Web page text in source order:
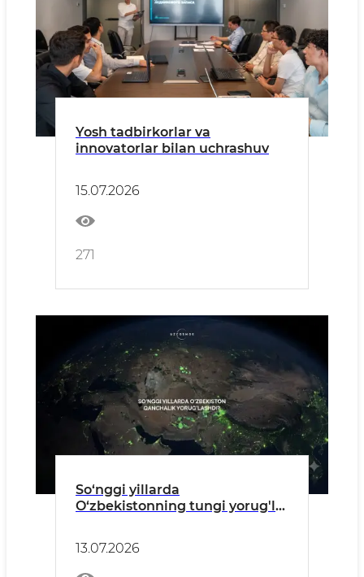
Yosh tadbirkorlar va
innovatorlar bilan uchrashuv
15.07.2026
271
So‘nggi yillarda
O‘zbekistonning tungi yorug'lik
13.07.2026